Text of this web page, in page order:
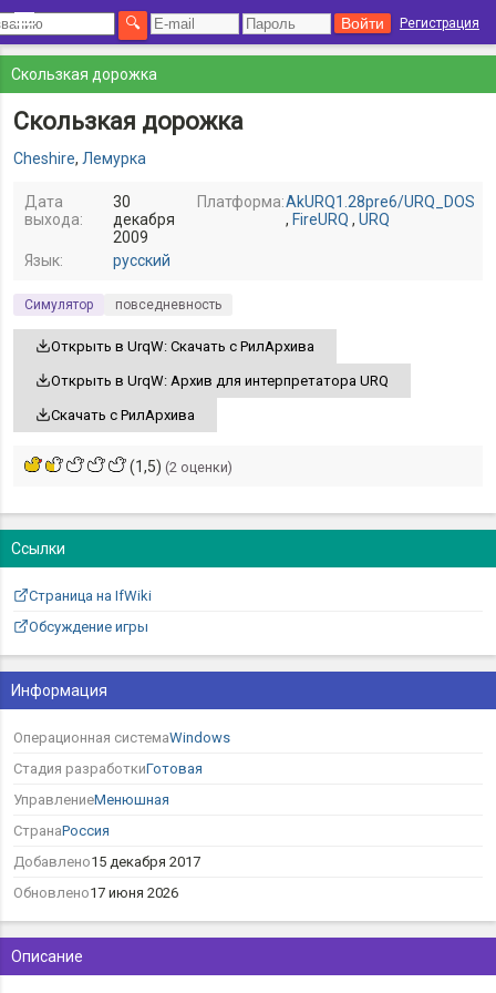
Регистрация
Скользкая дорожка
Скользкая дорожка
Cheshire, Лемурка
Дата
выхода:
30
декабря
2009
Платформа:AkURQ1.28pre6/URQ_DOS
, FireURQ , URQ
Язык: русский
Симулятор повседневность
Открыть в UrqW: Скачать с РилАрхива
Открыть в UrqW: Архив для интерпретатора URQ
Скачать с РилАрхива
(1,5) (2 оценки)
Описание
Ссылки
Страница на IfWiki
Обсуждение игры
Информация
Операционная системаWindows
Стадия разработкиГотовая
УправлениеМенюшная
СтранаРоссия
Добавлено15 декабря 2017
Обновлено17 июня 2026